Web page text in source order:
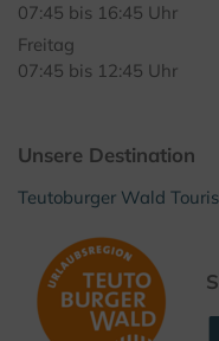
07:45 bis 16:45 Uhr
Freitag
07:45 bis 12:45 Uhr
Unsere Destination
Teutoburger Wald